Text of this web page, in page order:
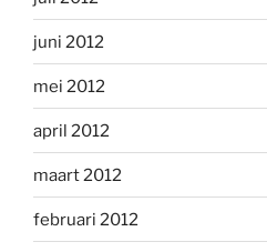
juni 2012
mei 2012
april 2012
maart 2012
februari 2012